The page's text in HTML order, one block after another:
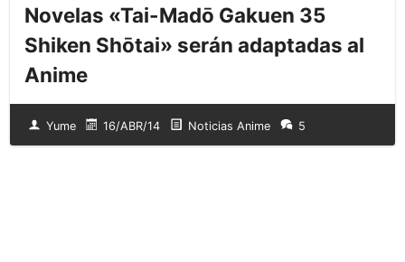
Novelas «Tai-Madō Gakuen 35
Shiken Shōtai» serán adaptadas al
Anime
Yume 16/ABR/14 Noticias Anime 5